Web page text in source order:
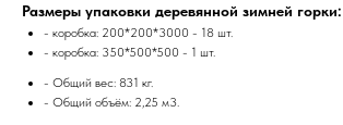
Размеры упаковки деревянной зимней горки:
- коробка: 200*200*3000 - 18 шт.
- коробка: 350*500*500 - 1 шт.
- Общий вес: 831 кг.
- Общий объём: 2,25 м3.